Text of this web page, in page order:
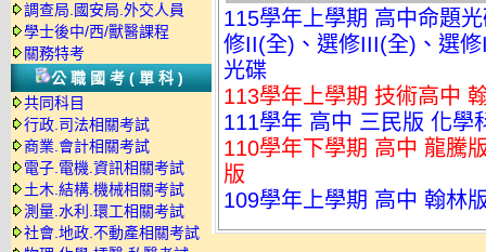
調查局.國安局.外交人員
學士後中/西/獸醫課程
關務特考
公職國考(單科)
共同科目
行政.司法相關考試
商業.會計相關考試
電子.電機.資訊相關考試
土木.結構.機械相關考試
測量.水利.環工相關考試
社會.地政.不動產相關考試
115學年上學期 高中命題
修II(全)、選修III(全)、選
光碟
113學年上學期 技術高中
111學年 高中 三民版 化學
110學年下學期 高中 龍騰
版
109學年上學期 高中 翰林